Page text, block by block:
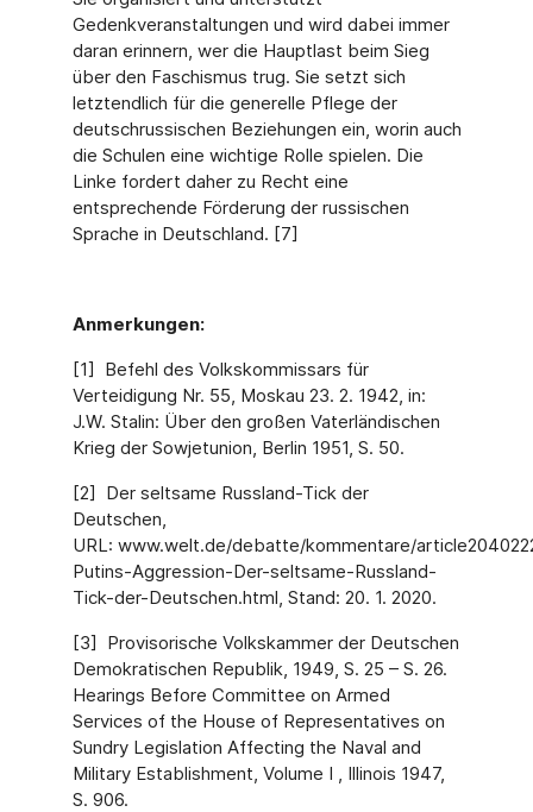
Gedenkveranstaltungen und wird dabei immer
daran erinnern, wer die Hauptlast beim Sieg
über den Faschismus trug. Sie setzt sich
letztendlich für die generelle Pflege der
deutschrussischen Beziehungen ein, worin auch
die Schulen eine wichtige Rolle spielen. Die
Linke fordert daher zu Recht eine
entsprechende Förderung der russischen
Sprache in Deutschland. [7]
Anmerkungen:
[1] Befehl des Volkskommissars für
Verteidigung Nr. 55, Moskau 23. 2. 1942, in:
J.W. Stalin: Über den großen Vaterländischen
Krieg der Sowjetunion, Berlin 1951, S. 50.
[2] Der seltsame Russland-Tick der
Deutschen,
URL: www.welt.de/debatte/kommentare/
Putins-Aggression-Der-seltsame-Russland-
Tick-der-Deutschen.html, Stand: 20. 1. 2020.
[3] Provisorische Volkskammer der Deutschen
Demokratischen Republik, 1949, S. 25 – S. 26.
Hearings Before Committee on Armed
Services of the House of Representatives on
Sundry Legislation Affecting the Naval and
Military Establishment, Volume I , Illinois 1947,
S. 906.